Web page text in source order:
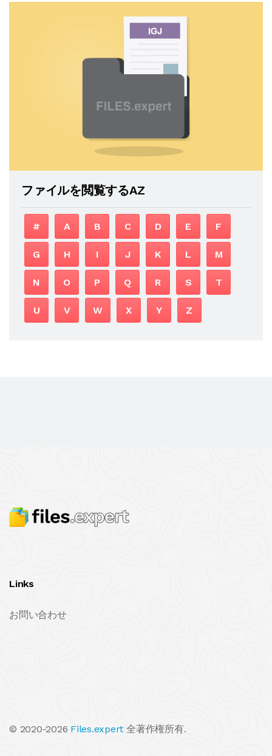
ファイルを閲覧するAZ
# A B C D E F
G H I J K L M
N O P Q R S T
U V W X Y Z
Links
お問い合わせ
© 2020-2026 Files.expert 全著作権所有.